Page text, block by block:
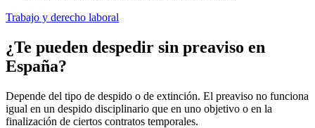
Trabajo y derecho laboral
¿Te pueden despedir sin preaviso en
España?
Depende del tipo de despido o de extinción. El preaviso no funciona
igual en un despido disciplinario que en uno objetivo o en la
finalización de ciertos contratos temporales.